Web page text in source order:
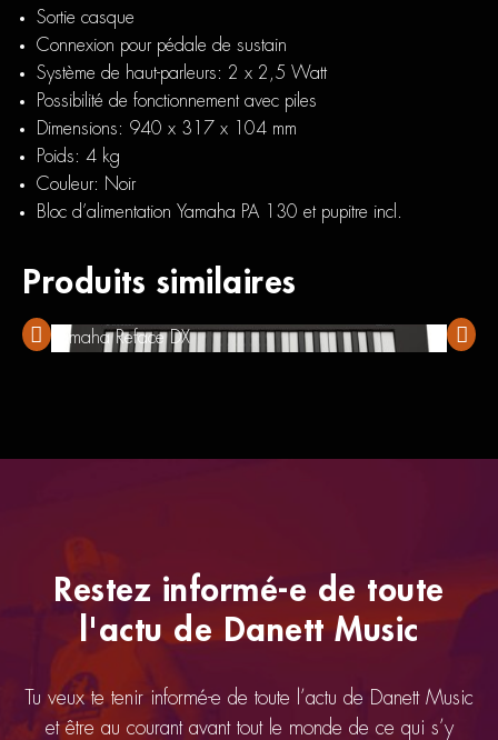
Sortie casque
Connexion pour pédale de sustain
Système de haut-parleurs: 2 x 2,5 Watt
Possibilité de fonctionnement avec piles
Dimensions: 940 x 317 x 104 mm
Poids: 4 kg
Couleur: Noir
Bloc d’alimentation Yamaha PA 130 et pupitre incl.
Produits similaires
Yamaha Reface DX
Restez informé-e de toute
l'actu de Danett Music
Tu veux te tenir informé-e de toute l’actu de Danett Music
et être au courant avant tout le monde de ce qui s’y